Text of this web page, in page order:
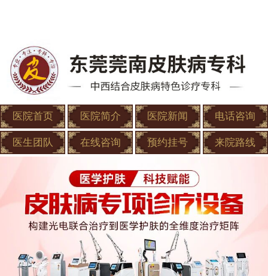
医院首页 医院简介 医院新闻 电话咨询
医生团队 在线咨询 预约挂号 来院路线